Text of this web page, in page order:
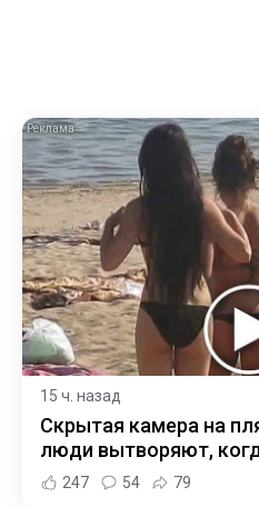
15 ч. назад
Скрытая камера на
люди вытворяют,
247 54 79